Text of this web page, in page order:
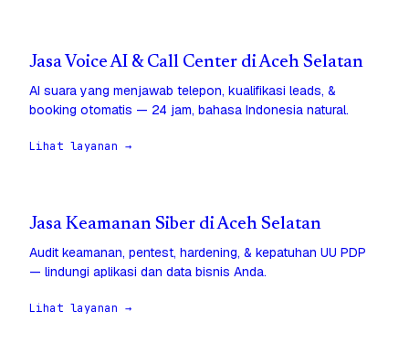
Jasa Voice AI & Call Center di Aceh Selatan
AI suara yang menjawab telepon, kualifikasi leads, &
booking otomatis — 24 jam, bahasa Indonesia natural.
Lihat layanan →
Jasa Keamanan Siber di Aceh Selatan
Audit keamanan, pentest, hardening, & kepatuhan UU PDP
— lindungi aplikasi dan data bisnis Anda.
Lihat layanan →